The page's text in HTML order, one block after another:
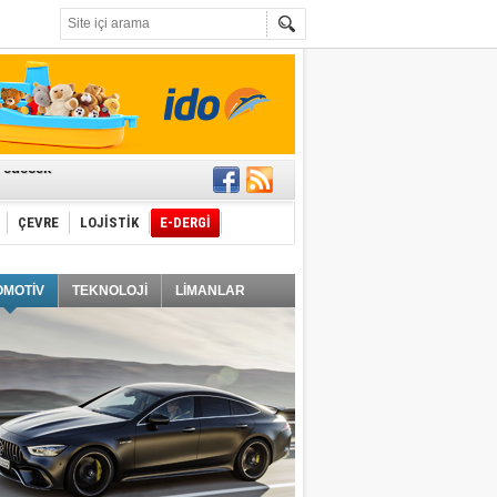
ÇEVRE LOJİSTİK E-DERGİ
TEKNOLOJİ LİMANLAR